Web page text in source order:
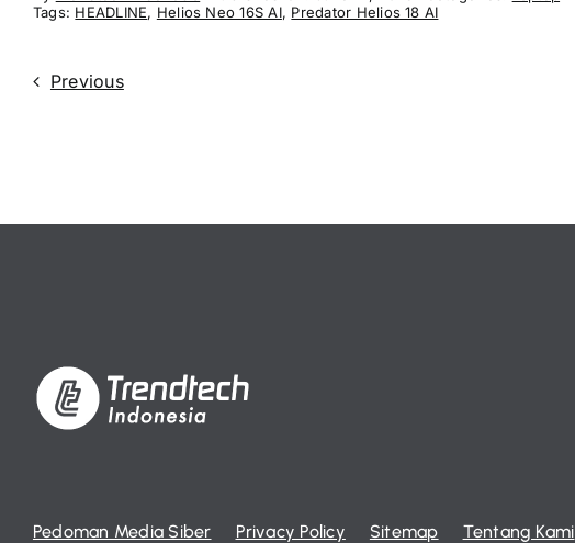
Tags: HEADLINE, Helios Neo 16S AI, Predator Helios 18 AI
Previous
Pedoman Media Siber Privacy Policy Sitemap Tentang Kami